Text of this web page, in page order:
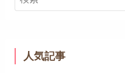
人気記事